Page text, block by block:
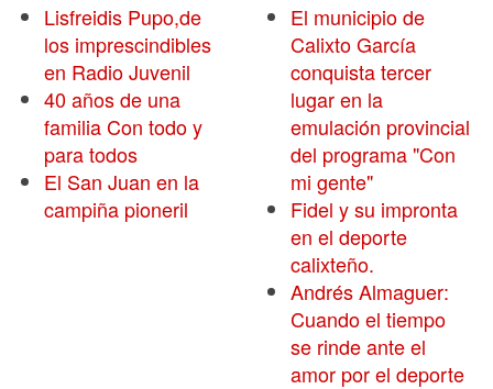
Lisfreidis Pupo,de
los imprescindibles
en Radio Juvenil
40 años de una
familia Con todo y
para todos
El San Juan en la
campiña pioneril
El municipio de
Calixto García
conquista tercer
lugar en la
emulación provincial
del programa "Con
mi gente"
Fidel y su impronta
en el deporte
calixteño.
Andrés Almaguer:
Cuando el tiempo
se rinde ante el
amor por el deporte